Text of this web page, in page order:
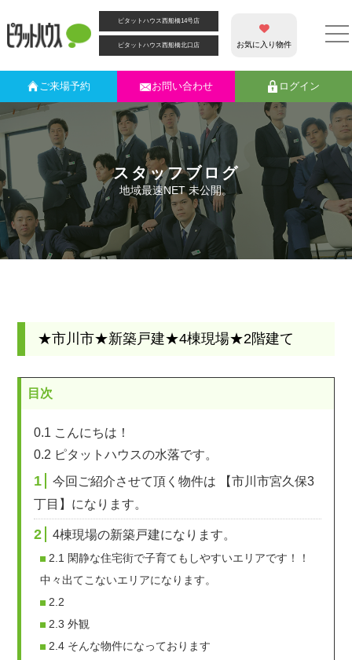
ピタットハウス西船橋14号店
ピタットハウス西船橋北口店 お気に入り物件
ご来場予約 お問い合わせ ログイン
スタッフブログ
地域最速NET 未公開。
★市川市★新築戸建★4棟現場★2階建て
目次
0.1 こんにちは！
0.2 ピタットハウスの水落です。
1
今回ご紹介させて頂く物件は 【市川市宮久保3
丁目】になります。
2 4棟現場の新築戸建になります。
2.1 閑静な住宅街で子育てもしやすいエリアです！！
中々出てこないエリアになります。
2.2
2.3 外観
2.4 そんな物件になっております